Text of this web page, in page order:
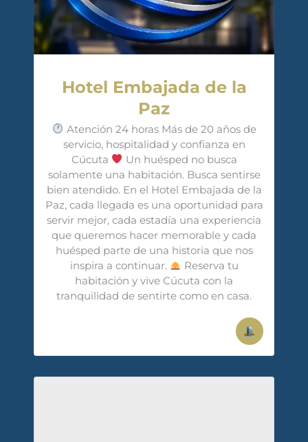
Hotel Embajada de la
Paz
Atención 24 horas Más de 20 años de
servicio, hospitalidad y confianza en
Cúcuta
Un huésped no busca
solamente una habitación. Busca sentirse
bien atendido. En el Hotel Embajada de la
Paz, cada llegada es una oportunidad para
servir mejor, cada estadía una experiencia
que queremos hacer memorable y cada
huésped parte de una historia que nos
inspira a continuar.
Reserva tu
habitación y vive Cúcuta con la
tranquilidad de sentirte como en casa.